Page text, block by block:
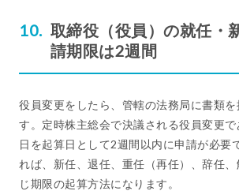
取締役（役員）の就任・
請期限は2週間
役員変更をしたら、管轄の法務局に書類を
す。定時株主総会で決議される役員変更
日を起算日として2週間以内に申請が必要
れば、新任、退任、重任（再任）、辞任
じ期限の起算方法になります。